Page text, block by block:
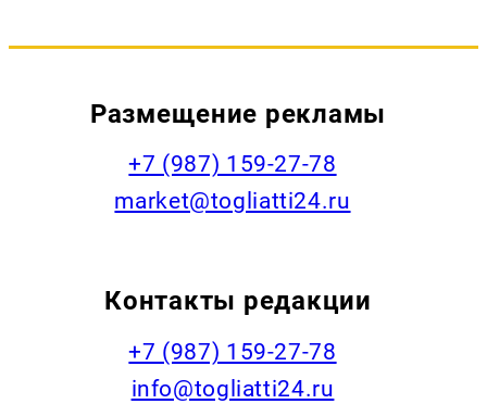
Размещение рекламы
+7 (987) 159-27-78
market@togliatti24.ru
Контакты редакции
+7 (987) 159-27-78
info@togliatti24.ru